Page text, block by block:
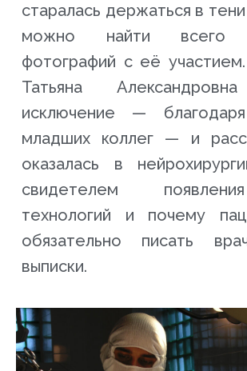
старалась держаться в
можно найти всего
фотографий с её
Татьяна
исключение —
младших коллег — и
оказалась в
свидетелем
технологий и почему
обязательно писать
выписки.